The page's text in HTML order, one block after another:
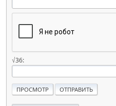
√36: